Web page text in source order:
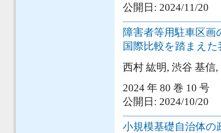
公開日: 2024/11/20
障害者等用駐車区
国際比較を踏まえ
西村 紘明, 渋谷 基信
2024 年 80 巻 10 号
公開日: 2024/10/20
小規模基礎自治体